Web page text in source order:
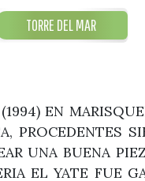
TORRE DEL MAR
EN
PROCEDENTES
UNA BUENA
EL YATE FUE